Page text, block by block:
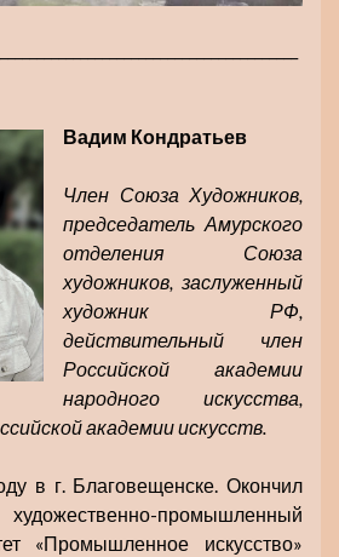
Вадим Кондратьев
Член Союза Художников,
председатель Амурского
отделения Союза
художников, заслуженный
художник РФ,
действительный член
Российской академии
народного искусства,
академии искусств.
в г. Благовещенске. Окончил
промышленный
«Промышленное искусство»